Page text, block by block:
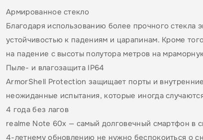
Армированное стекло
Благодаря использованию более прочного стекла
устойчивостью к падениям и царапинам. Кроме
на падение с высоты полутора метров на
Пыле- и влагозащита IP64
ArmorShell Protection защищает порты и
неожиданные испытания, которые иногда
4 года без лагов
realme Note 60х — самый долговечный смартфон в
4-летнему обновлению не нужно беспокоиться о